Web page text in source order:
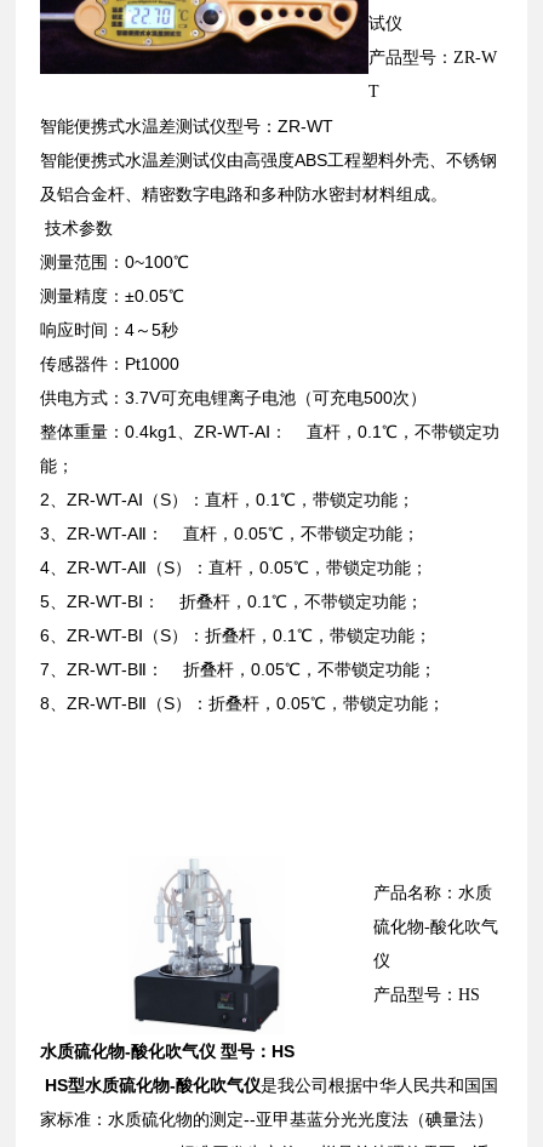
试仪
产品型号：ZR-W
T
智能便携式水温差测试仪型号：ZR-WT
智能便携式水温差测试仪由高强度ABS工程塑料外壳、不锈钢
及铝合金杆、精密数字电路和多种防水密封材料组成。
技术参数
测量范围：0~100℃
测量精度：±0.05℃
响应时间：4～5秒
传感器件：Pt1000
供电方式：3.7V可充电锂离子电池（可充电500次）
整体重量：0.4kg1、ZR-WT-AⅠ： 直杆，0.1℃，不带锁定功
能；
2、ZR-WT-AⅠ（S）：直杆，0.1℃，带锁定功能；
3、ZR-WT-AⅡ： 直杆，0.05℃，不带锁定功能；
4、ZR-WT-AⅡ（S）：直杆，0.05℃，带锁定功能；
5、ZR-WT-BⅠ： 折叠杆，0.1℃，不带锁定功能；
6、ZR-WT-BⅠ（S）：折叠杆，0.1℃，带锁定功能；
7、ZR-WT-BⅡ： 折叠杆，0.05℃，不带锁定功能；
8、ZR-WT-BⅡ（S）：折叠杆，0.05℃，带锁定功能；
产品名称：水质
硫化物-酸化吹气
仪
产品型号：HS
水质硫化物-酸化吹气仪 型号：HS
HS型水质硫化物-酸化吹气仪是我公司根据中华人民共和国国
家标准：水质硫化物的测定--亚甲基蓝分光光度法（碘量法）